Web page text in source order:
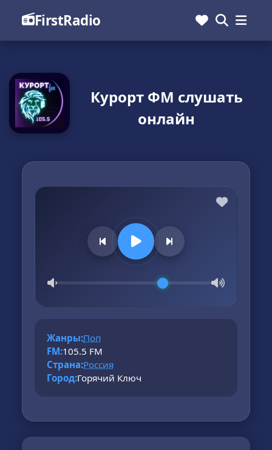
FirstRadio
Курорт ФМ слушать
онлайн
Жанры:Поп
FM:105.5 FM
Страна:Россия
Город:Горячий Ключ